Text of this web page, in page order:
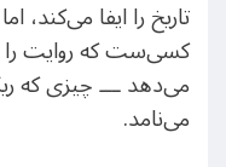
تاریخ را ایفا
کسی‌ست که روایت را
می‌دهد ـــ چیزی که
می‌نامد.